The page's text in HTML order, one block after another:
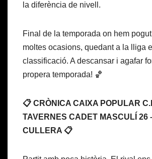
la diferència de nivell.
Final de la temporada on hem
moltes ocasions, quedant a la lliga
classificació. A descansar i agafar
propera temporada! 🏀
📋 CRÒNICA CAIXA POPULAR
TAVERNES CADET MASCULÍ 26
CULLERA 📋